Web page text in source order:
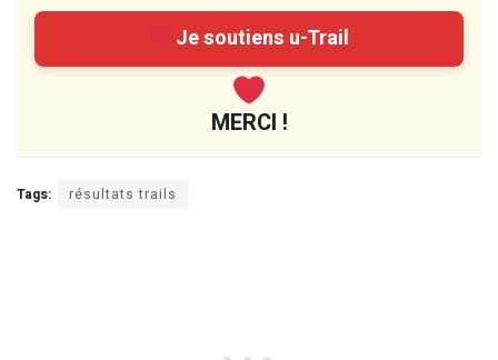
Je soutiens u-Trail
MERCI !
Tags: résultats trails